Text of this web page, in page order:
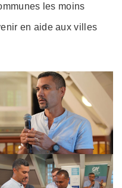
les moins
en aide aux villes